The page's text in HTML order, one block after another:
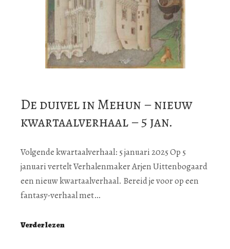
De duivel in Mehun – nieuw
kwartaalverhaal – 5 jan.
Volgende kwartaalverhaal: 5 januari 2025 Op 5
januari vertelt Verhalenmaker Arjen Uittenbogaard
een nieuw kwartaalverhaal. Bereid je voor op een
fantasy-verhaal met…
Verder lezen